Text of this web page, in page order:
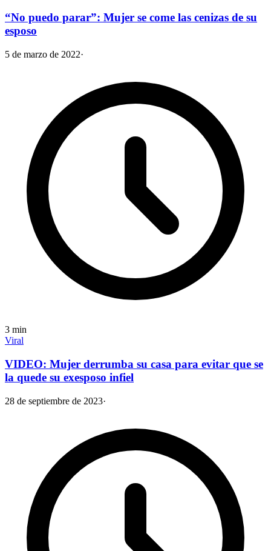
“No puedo parar”: Mujer se come las cenizas de su
esposo
5 de marzo de 2022·
3 min
Viral
VIDEO: Mujer derrumba su casa para evitar que se
la quede su exesposo infiel
28 de septiembre de 2023·